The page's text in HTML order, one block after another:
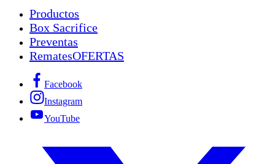
Productos
Box Sacrifice
Preventas
RematesOFERTAS
Facebook
Instagram
YouTube